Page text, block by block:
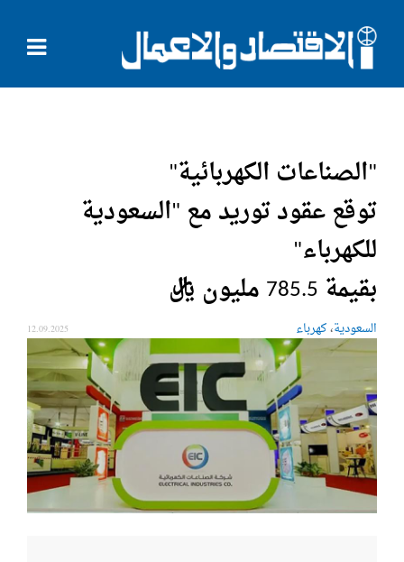
"الصناعات الكهربائية"
توقع عقود توريد مع "السعودية
للكهرباء"
بقيمة 785.5 مليون ريال
السعودية،كهرباء 12.09.2025